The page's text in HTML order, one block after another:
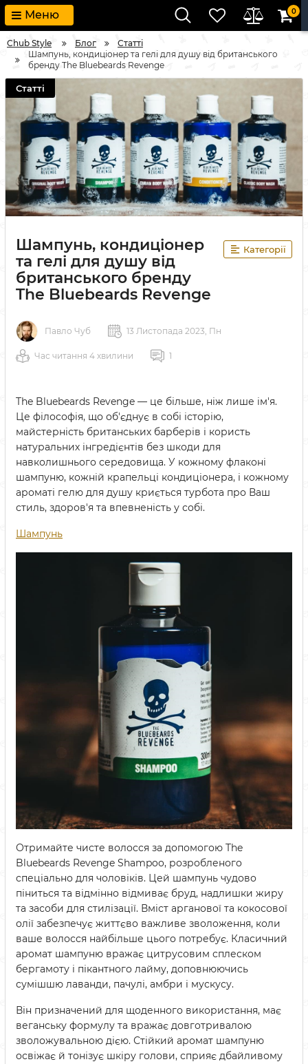
Меню 0
Chub Style Блог
Статті
Шампунь, кондиціонер та гелі для душу від британського
бренду The Bluebeards Revenge
Статті
Шампунь, кондиціонер
та гелі для душу від
британського бренду
The Bluebeards Revenge
Категорії
Павло Чуб 13 Листопада 2023, Пн
Час читання 4 хвилини 1
The Bluebeards Revenge — це більше, ніж лише ім'я.
Це філософія, що об'єднує в собі історію,
майстерність британських барберів і користь
натуральних інгредієнтів без шкоди для
навколишнього середовища. У кожному флаконі
шампуню, кожній крапельці кондиціонера, і кожному
ароматі гелю для душу криється турбота про Ваш
стиль, здоров'я та впевненість у собі.
Шампунь
Отримайте чисте волосся за допомогою The
Bluebeards Revenge Shampoo, розробленого
спеціально для чоловіків. Цей шампунь чудово
піниться та відмінно відмиває бруд, надлишки жиру
та засоби для стилізації. Вміст арганової та кокосової
олії забезпечує життєво важливе зволоження, коли
ваше волосся найбільше цього потребує. Класичний
аромат шампуню вражає цитрусовим сплеском
бергамоту і пікантного лайму, доповнюючись
сумішшю лаванди, пачулі, амбри і мускусу.
Він призначений для щоденного використання, має
веганську формулу та вражає довготривалою
зволожувальною дією. Стійкий аромат шампуню
освіжає й тонізує шкіру голови, сприяє дбайливому